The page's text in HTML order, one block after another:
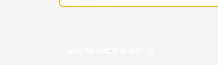
अपने जैसे मेज़बानों के साथ जुड़ें